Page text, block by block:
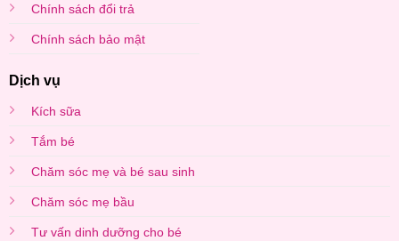
Chính sách đổi trả
Chính sách bảo mật
Dịch vụ
Kích sữa
Tắm bé
Chăm sóc mẹ và bé sau sinh
Chăm sóc mẹ bầu
Tư vấn dinh dưỡng cho bé